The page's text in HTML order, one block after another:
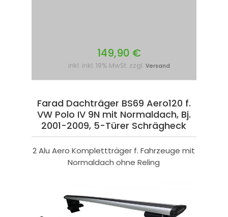
149,90 €
inkl. inkl. 19% MwSt. zzgl. Versand
Farad Dachträger BS69 Aero120 f.
VW Polo IV 9N mit Normaldach, Bj.
2001-2009, 5-Türer Schrägheck
2 Alu Aero Komplettträger f. Fahrzeuge mit
Normaldach ohne Reling